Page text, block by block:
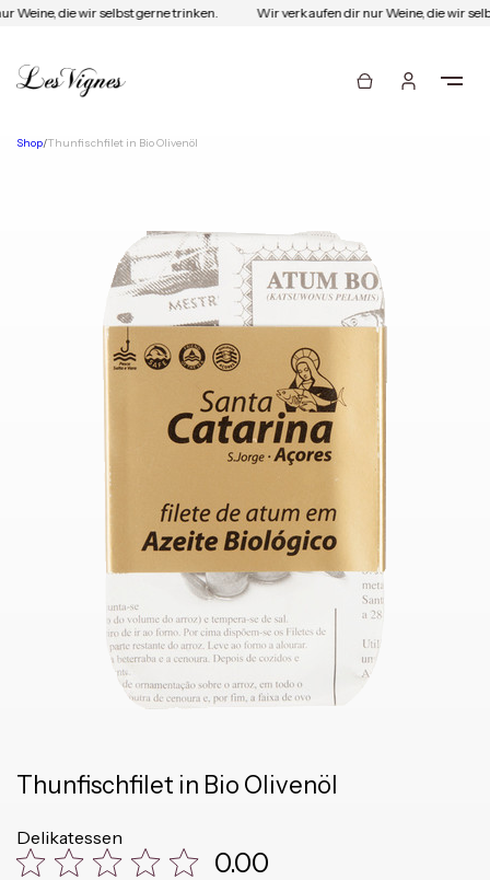
Weine, die wir selbst gerne trinken. Wir verkaufen dir nur Weine, die wir
Shop/Thunfischfilet in Bio Olivenöl
Thunfischfilet in Bio Olivenöl
Delikatessen
0.00